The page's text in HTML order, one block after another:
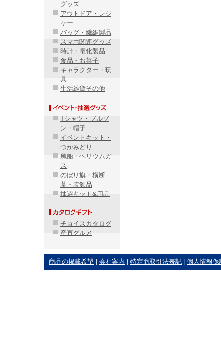
グッズ
アウトドア・レジ
ャー
バッグ・繊維製品
スマホ関連グッズ
時計・電化製品
食品・お菓子
キャラクター・玩
具
生活雑貨その他
Tシャツ・ブルゾ
ン・帽子
イベントキット・
つかみどり
風船・ヘリウムガ
ス
のぼり旗・横断
幕・装飾品
抽選キット&用品
チョイスカタログ
産直グルメ
商品の掲載希望 会社案内 特定商取引法表記 個人情報保